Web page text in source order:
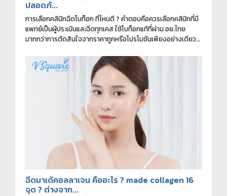
ปลอดภั...
การเลือกคลินิกฉีดโบท็อก ที่ไหนดี ? คำตอบคือควรเลือกคลินิกที่มี
แพทย์เป็นผู้ประเมินและฉีดทุกเคส ใช้โบท็อกแท้ที่ผ่าน อย.ไทย
มากกว่าการตัดสินใจจากราคาถูกหรือโปรโมชันเพียงอย่างเดียว
ฉีดมาเด้คอลลาเจน คืออะไร ? made collagen 16
จุด ? ต่างจาก...